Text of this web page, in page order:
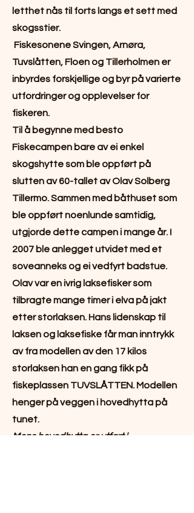
letthet nås til forts langs et sett med
skogsstier.
Fiskesonene Svingen, Arnøra,
Tuvslåtten, Floen og Tillerholmen er
inbyrdes forskjellige og byr på varierte
utfordringer og opplevelser for
fiskeren.
Til å begynne med besto
Fiskecampen bare av ei enkel
skogshytte som ble oppført på
slutten av 60-tallet av Olav Solberg
Tillermo. Sammen med båthuset som
ble oppført noenlunde samtidig,
utgjorde dette campen i mange år. I
2007 ble anlegget utvidet med et
soveanneks og ei vedfyrt badstue.
Olav var en ivrig laksefisker som
tilbragte mange timer i elva på jakt
etter storlaksen. Hans lidenskap til
laksen og laksefiske får man inntrykk
av fra modellen av den 17 kilos
storlaksen han en gang fikk på
fiskeplassen TUVSLÅTTEN. Modellen
henger på veggen i hovedhytta på
tunet.
Mens hovedhytta er utført i